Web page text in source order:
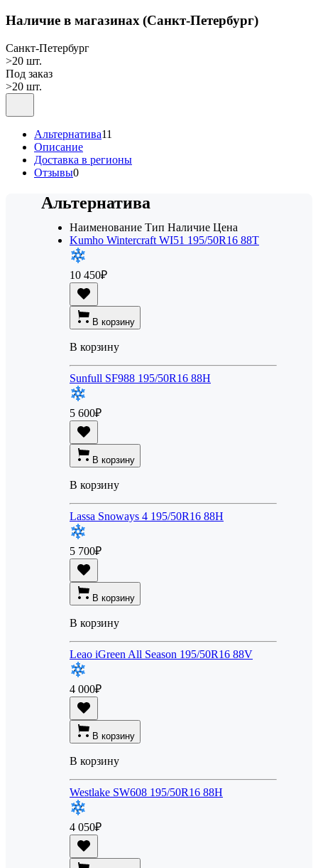
Наличие в магазинах(Санкт-Петербург)
Санкт-Петербург
>20 шт.
Под заказ
>20 шт.
Альтернатива11
Описание
Доставка в регионы
Отзывы0
Альтернатива
Наименование Тип Наличие Цена
Kumho Wintercraft WI51 195/50R16 88T
10 450₽
В корзину
В корзину
Sunfull SF988 195/50R16 88H
5 600₽
В корзину
В корзину
Lassa Snoways 4 195/50R16 88H
5 700₽
В корзину
В корзину
Leao iGreen All Season 195/50R16 88V
4 000₽
В корзину
В корзину
Westlake SW608 195/50R16 88H
4 050₽